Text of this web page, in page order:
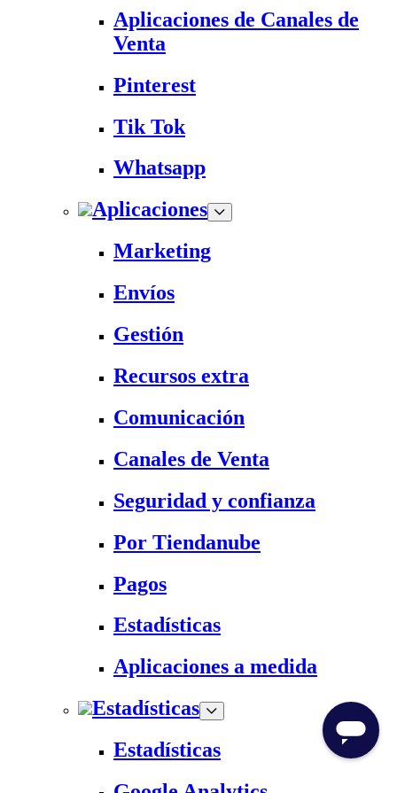
Aplicaciones de Canales de
Venta
Pinterest
Tik Tok
Whatsapp
Aplicaciones
Marketing
Envíos
Gestión
Recursos extra
Comunicación
Canales de Venta
Seguridad y confianza
Por Tiendanube
Pagos
Estadísticas
Aplicaciones a medida
Estadísticas
Estadísticas